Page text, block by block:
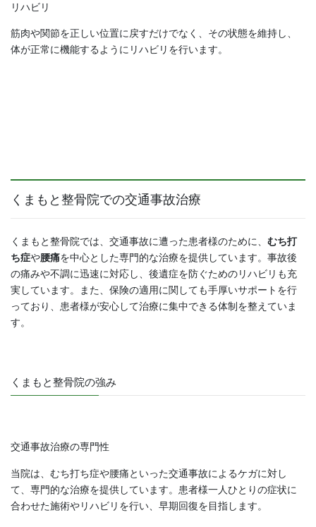
リハビリ
筋肉や関節を正しい位置に戻すだけでなく、その状態を維持し、
体が正常に機能するようにリハビリを行います。
くまもと整骨院での交通事故治療
くまもと整骨院では、交通事故に遭った患者様のために、 むち打
ち症や腰痛を中心とした専門的な治療を提供しています。事故後
の痛みや不調に迅速に対応し、後遺症を防ぐためのリハビリも充
実しています。また、保険の適用に関しても手厚いサポートを行
っており、患者様が安心して治療に集中できる体制を整えていま
す。
くまもと整骨院の強み
交通事故治療の専門性
当院は、むち打ち症や腰痛といった交通事故によるケガに対し
て、専門的な治療を提供しています。患者様一人ひとりの症状に
合わせた施術やリハビリを行い、早期回復を目指します。